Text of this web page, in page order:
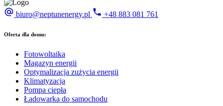
biuro@neptunenergy.pl +48 883 081 761
Oferta dla domu:
Fotowoltaika
Magazyn energii
Optymalizacja zużycia energii
Klimatyzacja
Pompa ciepła
Ładowarka do samochodu